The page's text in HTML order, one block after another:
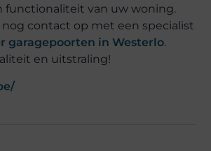
functionaliteit van uw woning.
nog contact op met een specialist
garagepoorten in Westerlo.
en uitstraling!